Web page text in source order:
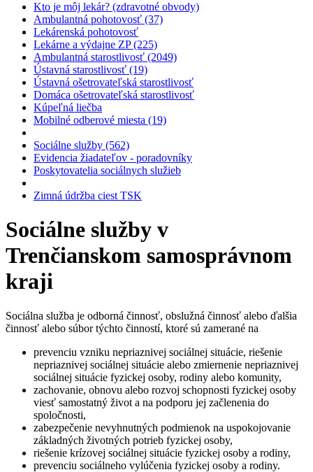
Kto je môj lekár? (zdravotné obvody)
Ambulantná pohotovosť (37)
Lekárenská pohotovosť
Lekárne a výdajne ZP (225)
Ambulantná starostlivosť (2049)
Ústavná starostlivosť (19)
Ústavná ošetrovateľská starostlivosť
Domáca ošetrovateľská starostlivosť
Kúpeľná liečba
Mobilné odberové miesta (19)
Sociálne služby (562)
Evidencia žiadateľov - poradovníky
Poskytovatelia sociálnych služieb
Zimná údržba ciest TSK
Sociálne služby v
Trenčianskom samosprávnom
kraji
Sociálna služba je odborná činnosť, obslužná činnosť alebo ďalšia
činnosť alebo súbor týchto činností, ktoré sú zamerané na
prevenciu vzniku nepriaznivej sociálnej situácie, riešenie
nepriaznivej sociálnej situácie alebo zmiernenie nepriaznivej
sociálnej situácie fyzickej osoby, rodiny alebo komunity,
zachovanie, obnovu alebo rozvoj schopnosti fyzickej osoby
viesť samostatný život a na podporu jej začlenenia do
spoločnosti,
zabezpečenie nevyhnutných podmienok na uspokojovanie
základných životných potrieb fyzickej osoby,
riešenie krízovej sociálnej situácie fyzickej osoby a rodiny,
prevenciu sociálneho vylúčenia fyzickej osoby a rodiny.